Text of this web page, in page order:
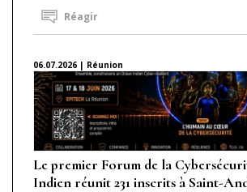
Réagir
06.07.2026 | Réunion
Le premier Forum de la
Indien réunit 231 inscrits à Saint-